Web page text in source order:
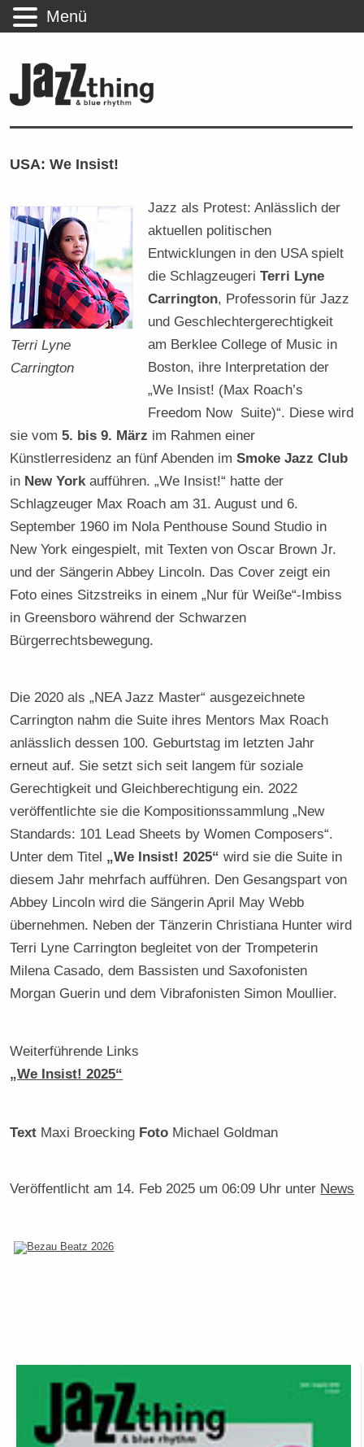
USA: We Insist!
Terri Lyne
Carrington
Jazz als Protest: Anlässlich der
aktuellen politischen
Entwicklungen in den USA spielt
die SchlagzeugeriTerri Lyne
Carrington, Professorin für Jazz
und Geschlechtergerechtigkeit
am Berklee College of Music in
Boston, ihre Interpretation der
„We Insist! (Max Roach’s
Freedom Now Suite)“. Diese wird
sie vom5. bis 9. März im Rahmen einer
Künstlerresidenz an fünf Abenden imSmoke Jazz Club
in New York aufführen. „We Insist!“ hatte der
Schlagzeuger Max Roach am 31. August und 6.
September 1960 im Nola Penthouse Sound Studio in
New York eingespielt, mit Texten von Oscar Brown Jr.
und der Sängerin Abbey Lincoln. Das Cover zeigt ein
Foto eines Sitzstreiks in einem „Nur für Weiße“-Imbiss
in Greensboro während der Schwarzen
Bürgerrechtsbewegung.
Die 2020 als „NEA Jazz Master“ ausgezeichnete
Carrington nahm die Suite ihres Mentors Max Roach
anlässlich dessen 100. Geburtstag im letzten Jahr
erneut auf. Sie setzt sich seit langem für soziale
Gerechtigkeit und Gleichberechtigung ein. 2022
veröffentlichte sie die Kompositionssammlung „New
Standards: 101 Lead Sheets by Women Composers“.
Unter dem Titel „We Insist! 2025“ wird sie die Suite in
diesem Jahr mehrfach aufführen. Den Gesangspart von
Abbey Lincoln wird die Sängerin April May Webb
übernehmen. Neben der Tänzerin Christiana Hunter wird
Terri Lyne Carrington begleitet von der Trompeterin
Milena Casado, dem Bassisten und Saxofonisten
Morgan Guerin und dem Vibrafonisten Simon Moullier.
Weiterführende Links
„We Insist! 2025“
Text Maxi Broecking Foto Michael Goldman
Veröffentlicht am 14. Feb 2025 um 06:09 Uhr unter News
Menü